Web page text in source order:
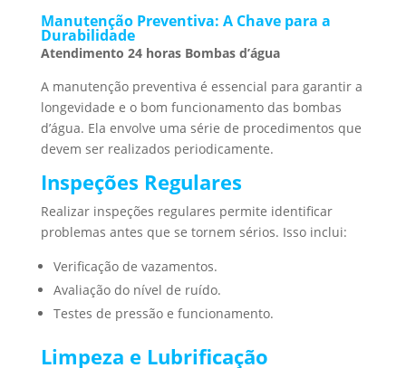
Manutenção Preventiva: A Chave para a
Durabilidade
Atendimento 24 horas Bombas d’água
A manutenção preventiva é essencial para garantir a
longevidade e o bom funcionamento das bombas
d’água. Ela envolve uma série de procedimentos que
devem ser realizados periodicamente.
Inspeções Regulares
Realizar inspeções regulares permite identificar
problemas antes que se tornem sérios. Isso inclui:
Verificação de vazamentos.
Avaliação do nível de ruído.
Testes de pressão e funcionamento.
Limpeza e Lubrificação